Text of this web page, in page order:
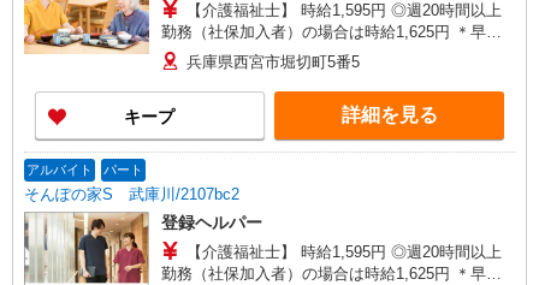
【介護福祉士】 時給1,595円 ◎週20時間以上
勤務（社保加入者）の場合は時給1,625円 ＊早朝
夜間（〜8:00、18:00〜）：時給1,994円〜 ＊日曜
祝日：時給1,895円〜 【実務者研修・初任者研修
（ヘルパー1級・2級）】 時給1,515円 ◎週20時間
以上勤務（社保加入者）の場合は時給1,545円 ＊
早朝夜間（〜8:00、18:00〜）：時給1,894円〜 ＊
が同時給 ◎キャンセル手当：職務時給の60％支給
兵庫県西宮市堀切町5番5
キープ 詳細を見る
アルバイト パート
そんぽの家S 武庫川/2107bc2
登録ヘルパー
【介護福祉士】 時給1,595円 ◎週20時間以上
勤務（社保加入者）の場合は時給1,625円 ＊早朝